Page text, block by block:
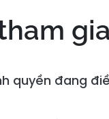
quyền đang